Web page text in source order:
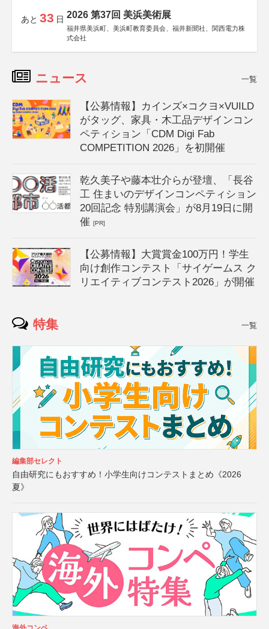
あと 33 日 2026 第37回 美浜美術展
福井県美浜町、美浜町教育委員会、福井新聞社、関西電力株
式会社
ニュース 一覧
【公募情報】カインズ×コクヨ×VUILD
がタッグ、家具・木工品デザインコン
ペティション「CDM Digi Fab
COMPETITION 2026」を初開催
乾久美子や藤本壮介らが登壇、「長谷
工 住まいのデザインコンペティション
20回記念 特別講演会」が8月19日に開
催[PR]
【公募情報】大賞賞金100万円！学生
向け創作コンテスト「サイゲームス ク
リエイティブコンテスト2026」が開催
特集 一覧
編集部セレクト
自由研究にもおすすめ！小学生向けコンテストまとめ《2026
夏》